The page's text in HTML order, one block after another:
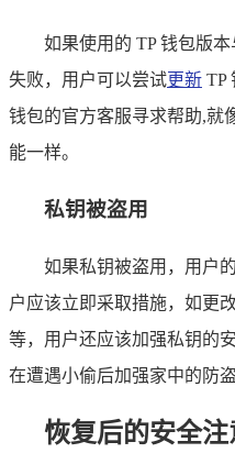
如果使用的 TP 钱包版
失败，用户可以尝试更新 TP
钱包的官方客服寻求帮助,就
能一样。
私钥被盗用
如果私钥被盗用，用户
户应该立即采取措施，如更
等，用户还应该加强私钥的
在遭遇小偷后加强家中的防
恢复后的安全注